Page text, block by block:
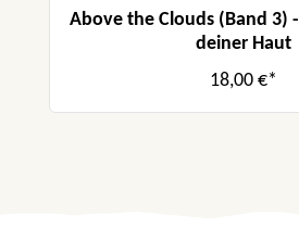
Above the Clouds (Band 3)
deiner Haut
18,00 €*